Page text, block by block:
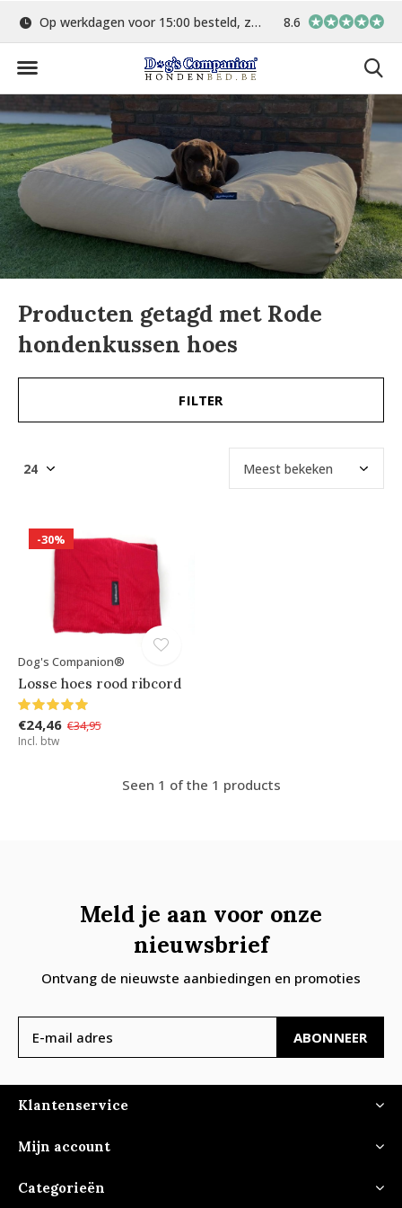
Op werkdagen voor 15:00 besteld, zelfde dag verstuurd Gratis verzending
8.6
Producten getagd met Rode
hondenkussen hoes
FILTER
-30%
Dog's Companion®
Losse hoes rood ribcord
€24,46 €34,95
Incl. btw
Seen 1 of the 1 products
Meld je aan voor onze
nieuwsbrief
Ontvang de nieuwste aanbiedingen en promoties
ABONNEER
Klantenservice
Mijn account
Categorieën